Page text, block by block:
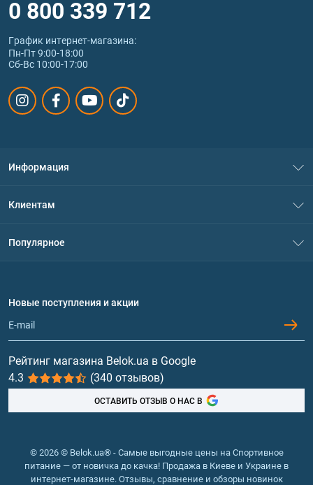
0 800 339 712
График интернет‑магазина:
Пн-Пт 9:00-18:00
Сб-Вс 10:00-17:00
Информация
Политика конфиденциальности
Обмен и возврат
Клиентам
Популярное
Протеин
Гейнеры
Витамины и минералы
Рыбий жир, жирные кислоты
Новые поступления и акции
Рейтинг магазина Belok.ua в Google
4.3
(340 отзывов)
ОСТАВИТЬ ОТЗЫВ О НАС В
© 2026 © Belok.ua® - Самые выгодные цены на Спортивное
питание — от новичка до качка! Продажа в Киеве и Украине в
интернет-магазине. Отзывы, сравнение и обзоры новинок